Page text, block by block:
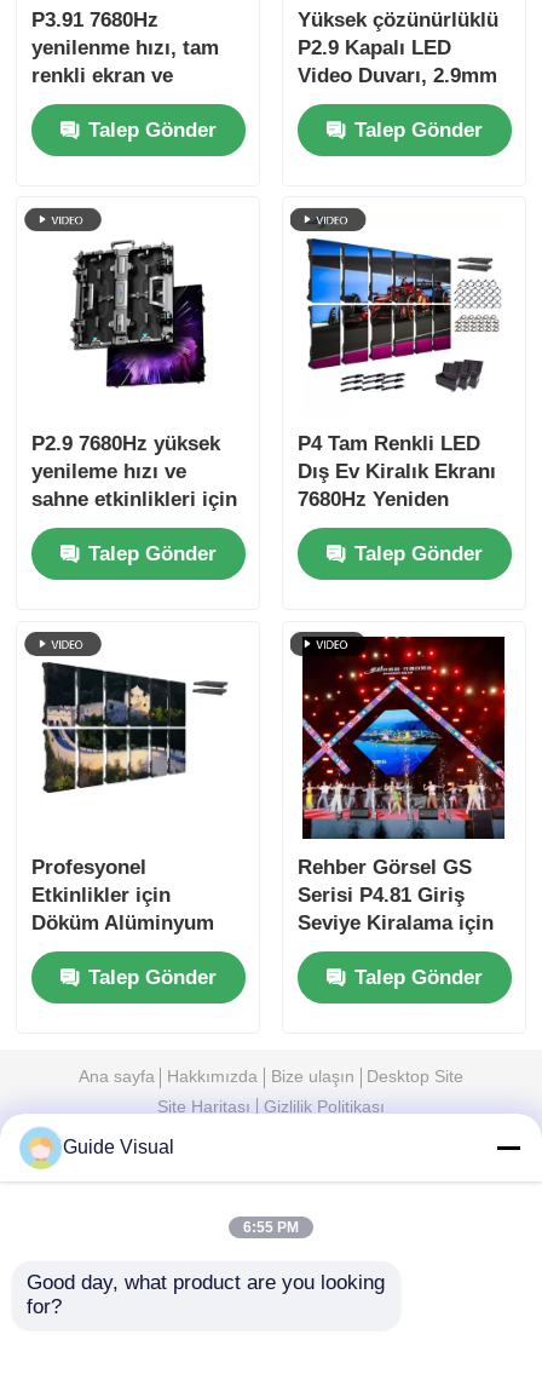
P3.91 7680Hz
yenilenme hızı, tam
renkli ekran ve
konserler ve sahne
etkinlikleri için IP65
koruması ile açık
duvarı
Talep Gönder
Yüksek çözünürlüklü
P2.9 Kapalı LED
Video Duvarı, 2.9mm
Piksel Pitch 3840 Hz
Yenilenme Hızı ve
4500cd/sqm Parlaklık
Talep Gönder
P2.9 7680Hz yüksek
yenileme hızı ve
sahne etkinlikleri için
çift güç ve sinyal
yedeklemesi ile ince
piksel pitch LED
Talep Gönder
P4 Tam Renkli LED
Dış Ev Kiralık Ekranı
7680Hz Yeniden
Yükleme Hızı ve IP65
HD Video Duvar
Ekranı için Su
Talep Gönder
Profesyonel
Etkinlikler için
Döküm Alüminyum
Dolaplı 7680Hz
Yenileme Hızı IP65 Su
Geçirmez LED Video
Talep Gönder
Rehber Görsel GS
Serisi P4.81 Giriş
Seviye Kiralama için
Dışarıda Kiralama
LED Ekranı, 5000nit
IP65 7680Hz CE
Talep Gönder
Ana sayfa Hakkımızda Bize ulaşın
Desktop Site
Site Haritası
Gizlilik Politikası
fabrikası.Copyright © 2026 Shenzhen Guide
Guide Visual
6:55 PM
Good day, what product are you looking
for?